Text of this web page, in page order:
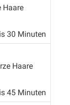
Haare
30 Minuten
Haare
45 Minuten